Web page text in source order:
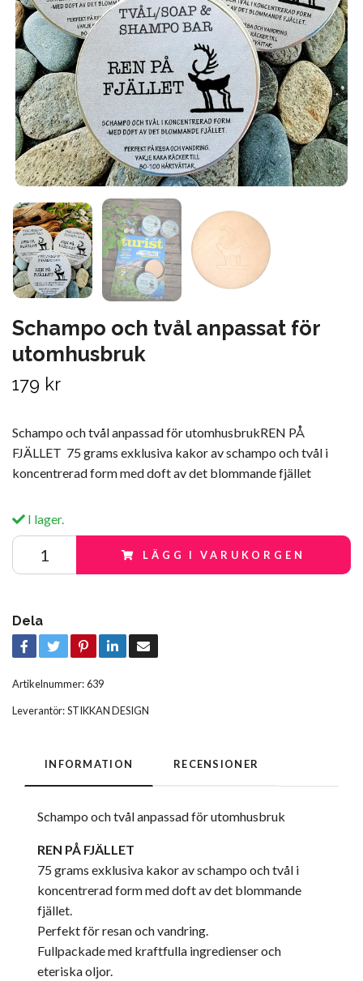
Schampo och tvål anpassat för
utomhusbruk
179 kr
Schampo och tvål anpassad för utomhusbrukREN PÅ
FJÄLLET 75 grams exklusiva kakor av schampo och tvål i
koncentrerad form med doft av det blommande fjället
I lager.
LÄGG I VARUKORGEN
Dela
Artikelnummer:639
Leverantör:STIKKAN DESIGN
INFORMATION RECENSIONER
Schampo och tvål anpassad för utomhusbruk
REN PÅ FJÄLLET
75 grams exklusiva kakor av schampo och tvål i
koncentrerad form med doft av det blommande
fjället.
Perfekt för resan och vandring.
Fullpackade med kraftfulla ingredienser och
eteriska oljor.